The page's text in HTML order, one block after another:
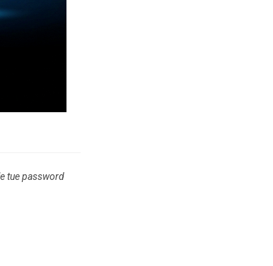
tue password